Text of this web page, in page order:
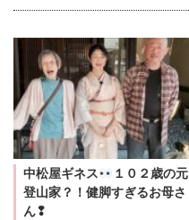
中松屋ギネス
１０２歳の元
登山家？！健脚すぎるお母さ
ん❢